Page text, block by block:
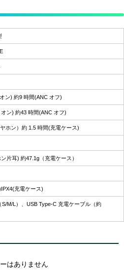
ン) 約9 時間(ANC オフ)
ン) 約43 時間(ANC オフ)
ホン）約 1.5 時間(充電ケース)
片耳) 約47.1g（充電ケース）
充電ケース)
S/M/L）、USB Type-C 充電ケーブル（約
はありません